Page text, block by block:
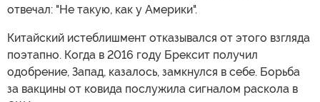
отвечал: "Не такую, как у Америки".
Китайский истеблишмент отказывался от этого взгляда
поэтапно. Когда в 2016 году Брексит получил
одобрение, Запад, казалось, замкнулся в себе. Борьба
за вакцины от ковида послужила сигналом раскола в